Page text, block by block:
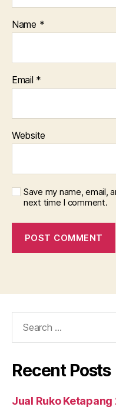
Name *
Email *
Website
Save my name, email,
next time I comment.
Recent Posts
Jual Ruko